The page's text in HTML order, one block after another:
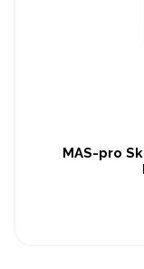
MAS-pro